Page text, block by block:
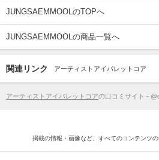
JUNGSAEMMOOLのTOPへ
JUNGSAEMMOOLの商品一覧へ
関連リンク アーティストアイパレットコア
アーティストアイパレットコアの口コミサイト -
掲載の情報・画像など、すべてのコンテンツ